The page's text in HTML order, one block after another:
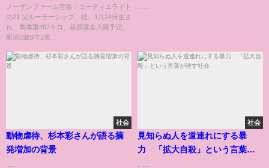
ディエライト21
ノーザンファーム空港：コーディエライト
の21 父ルーラーシップ、牡、1月24日生ま
れ、馬体重467キロ、萩原厩舎入厩予定。
新潟2歳Sで2着...
社会
動物虐待、杉本彩さんが語る摘
発増加の背景
社会
見知らぬ人を道連れにする暴
力 「拡大自殺」という言葉が